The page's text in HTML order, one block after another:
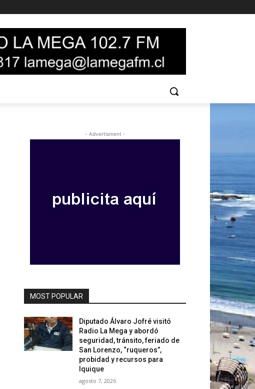
- Advertisment -
MOST POPULAR
Diputado Álvaro Jofré visitó
Radio La Mega y abordó
seguridad, tránsito, feriado de
San Lorenzo, “ruqueros”,
probidad y recursos para
Iquique
agosto 7, 2026